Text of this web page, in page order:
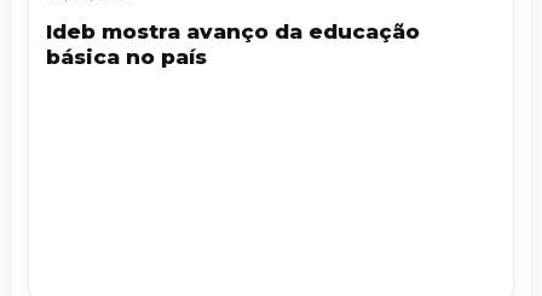
Ideb mostra avanço da educação
básica no país